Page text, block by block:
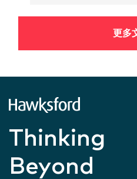
更多
Thinking
Beyond